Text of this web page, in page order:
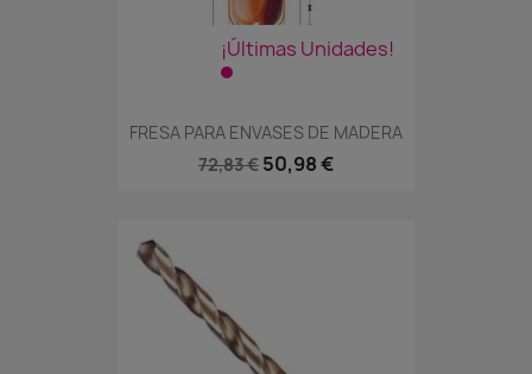
¡Últimas Unidades!
FRESA PARA ENVASES DE MADERA
72,83 € 50,98 €